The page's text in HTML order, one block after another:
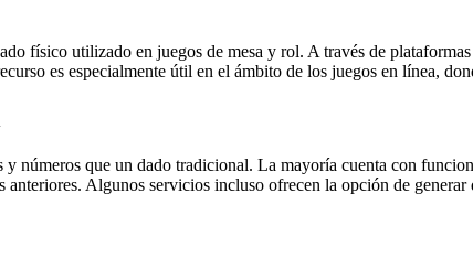
físico utilizado en juegos de mesa y rol. A través de
es especialmente útil en el ámbito de los juegos en línea,
y números que un dado tradicional. La mayoría cuenta con
anteriores. Algunos servicios incluso ofrecen la opción de